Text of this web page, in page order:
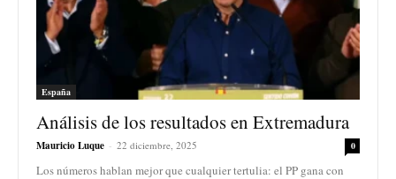
España
Análisis de los resultados en Extremadura
Mauricio Luque - 22 diciembre, 2025 0
Los números hablan mejor que cualquier tertulia: el PP gana con